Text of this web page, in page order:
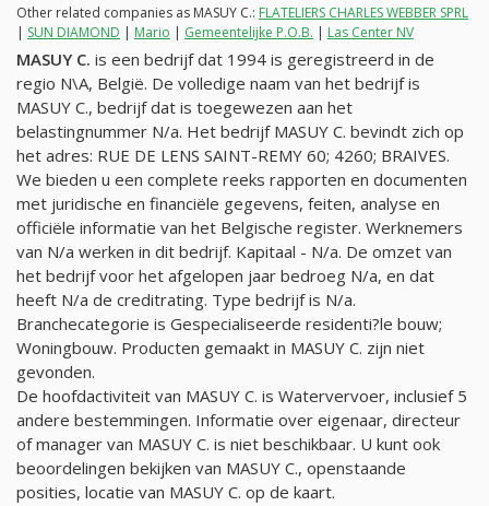
Other related companies as MASUY C.: FLATELIERS CHARLES WEBBER SPRL
| SUN DIAMOND | Mario | Gemeentelijke P.O.B. | Las Center NV
MASUY C. is een bedrijf dat 1994 is geregistreerd in de
regio N\A, België. De volledige naam van het bedrijf is
MASUY C., bedrijf dat is toegewezen aan het
belastingnummer N/a. Het bedrijf MASUY C. bevindt zich op
het adres: RUE DE LENS SAINT-REMY 60; 4260; BRAIVES.
We bieden u een complete reeks rapporten en documenten
met juridische en financiële gegevens, feiten, analyse en
officiële informatie van het Belgische register. Werknemers
van N/a werken in dit bedrijf. Kapitaal - N/a. De omzet van
het bedrijf voor het afgelopen jaar bedroeg N/a, en dat
heeft N/a de creditrating. Type bedrijf is N/a.
Branchecategorie is Gespecialiseerde residenti?le bouw;
Woningbouw. Producten gemaakt in MASUY C. zijn niet
gevonden.
De hoofdactiviteit van MASUY C. is Watervervoer, inclusief 5
andere bestemmingen. Informatie over eigenaar, directeur
of manager van MASUY C. is niet beschikbaar. U kunt ook
beoordelingen bekijken van MASUY C., openstaande
posities, locatie van MASUY C. op de kaart.